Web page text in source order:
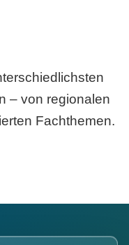
– von regionalen
Fachthemen.